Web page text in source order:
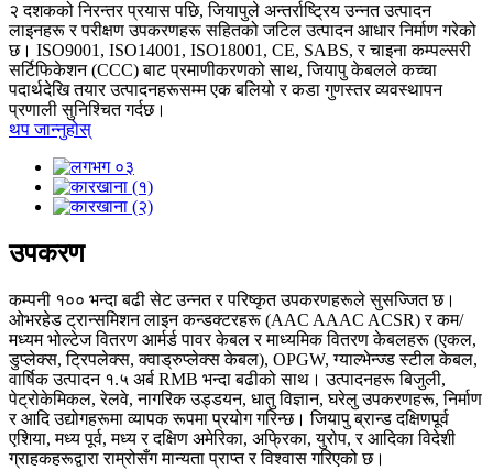
२ दशकको निरन्तर प्रयास पछि, जियापुले अन्तर्राष्ट्रिय उन्नत उत्पादन
लाइनहरू र परीक्षण उपकरणहरू सहितको जटिल उत्पादन आधार निर्माण गरेको
छ। ISO9001, ISO14001, ISO18001, CE, SABS, र चाइना कम्पल्सरी
सर्टिफिकेशन (CCC) बाट प्रमाणीकरणको साथ, जियापु केबलले कच्चा
पदार्थदेखि तयार उत्पादनहरूसम्म एक बलियो र कडा गुणस्तर व्यवस्थापन
प्रणाली सुनिश्चित गर्दछ।
थप जान्नुहोस्
उपकरण
कम्पनी १०० भन्दा बढी सेट उन्नत र परिष्कृत उपकरणहरूले सुसज्जित छ।
ओभरहेड ट्रान्समिशन लाइन कन्डक्टरहरू (AAC AAAC ACSR) र कम/
मध्यम भोल्टेज वितरण आर्मर्ड पावर केबल र माध्यमिक वितरण केबलहरू (एकल,
डुप्लेक्स, ट्रिपलेक्स, क्वाड्रुप्लेक्स केबल), OPGW, ग्याल्भेन्ज्ड स्टील केबल,
वार्षिक उत्पादन १.५ अर्ब RMB भन्दा बढीको साथ। उत्पादनहरू बिजुली,
पेट्रोकेमिकल, रेलवे, नागरिक उड्डयन, धातु विज्ञान, घरेलु उपकरणहरू, निर्माण
र आदि उद्योगहरूमा व्यापक रूपमा प्रयोग गरिन्छ। जियापु ब्रान्ड दक्षिणपूर्व
एशिया, मध्य पूर्व, मध्य र दक्षिण अमेरिका, अफ्रिका, युरोप, र आदिका विदेशी
ग्राहकहरूद्वारा राम्रोसँग मान्यता प्राप्त र विश्वास गरिएको छ।